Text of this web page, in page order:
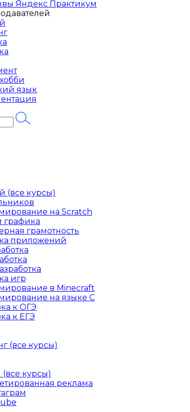
Яндекс Практикум
язык
(все курсы)
на Scratch
графика
грамотность
приложений
игр
в Minecraft
на языке C
к ОГЭ
к ЕГЭ
(все курсы)
(все курсы)
реклама